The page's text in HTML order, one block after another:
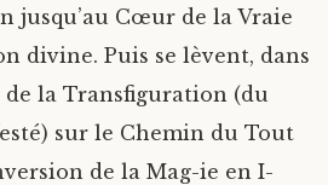
jusqu’au Cœur de la Vraie
divine. Puis se lèvent, dans
de la Transfiguration (du
sur le Chemin du Tout
de la Mag-ie en I-